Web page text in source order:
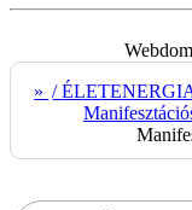
» /